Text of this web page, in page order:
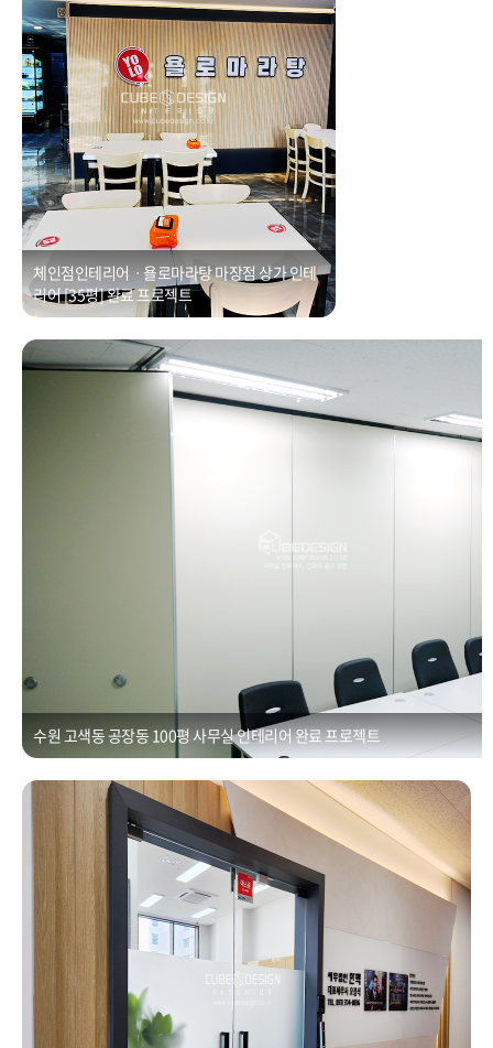
체인점인테리어ㆍ욜로마라탕 마장점 상가 인테
리어 [35평] 완료 프로젝트
수원 고색동 공장동 100평 사무실 인테리어
Posted on2021년 1월 1일byCUBEDESIGN
수원 고색동 공장동 100평 사무실 인테리어 완료 프로젝트
세무사사무실인테리어ㆍ동탄우미뉴브 사무공간 밝고 쾌적한 사무 환경 조
성 [30평]
Posted on 2021년 1월 1일by CUBEDESIGN